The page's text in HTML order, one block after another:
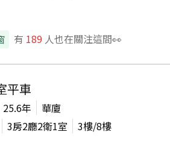
有 189 人也在關注這間👀
平車
25.6年
華廈
3房2廳2衛1室 3樓/8樓